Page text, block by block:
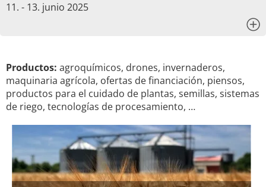
11. - 13. junio 2025
Productos: agroquímicos, drones, invernaderos,
maquinaria agrícola, ofertas de financiación, piensos,
productos para el cuidado de plantas, semillas, sistemas
de riego, tecnologías de procesamiento, …